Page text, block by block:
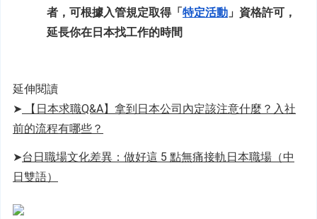
者，可根據入管規定取得「特定活動 」資格許可，
延長你在日本找工作的時間
延伸閱讀
➤
【日本求職Q&A】拿到日本公司內定該注意什麼？入社
前的流程有哪些？
➤台日職場文化差異：做好這 5 點無痛接軌日本職場（中
日雙語）